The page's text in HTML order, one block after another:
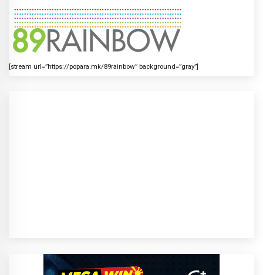
[stream url=”https://popara.mk/89rainbow” background=”gray”]